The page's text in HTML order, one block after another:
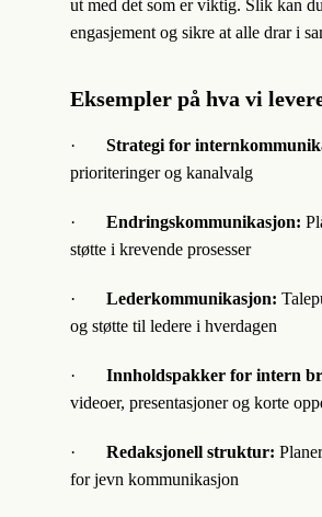
ut med det som er viktig. Slik kan
engasjement og sikre at alle drar i
Eksempler på hva vi
· Strategi for
prioriteringer og kanalvalg
· Endringskommunikasjon:
støtte i krevende prosesser
· Lederkommunikasjon:
og støtte til ledere i hverdagen
· Innholdspakker for intern
videoer, presentasjoner og korte
· Redaksjonell struktur:
for jevn kommunikasjon